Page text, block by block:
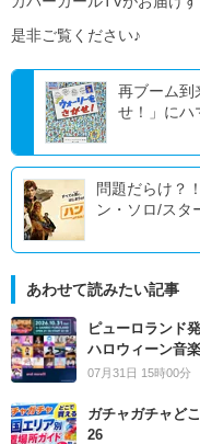
是非ご覧ください♪
再ブーム到
せ！」にハ
問題だらけ？
ン・ソロ/スタ
あわせて読みたい記事
ピューロランド
ハロウィーン音
07月31日 15時00分
ガチャガチャど
26